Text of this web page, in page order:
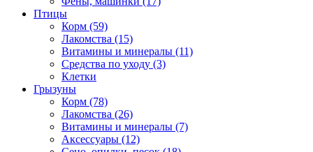
Птицы
Корм (59)
Лакомства (15)
Витамины и минералы (11)
Средства по уходу (3)
Клетки
Грызуны
Корм (78)
Лакомства (26)
Витамины и минералы (7)
Аксессуары (12)